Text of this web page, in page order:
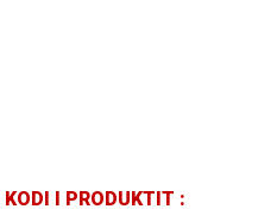
KODI I PRODUKTIT :